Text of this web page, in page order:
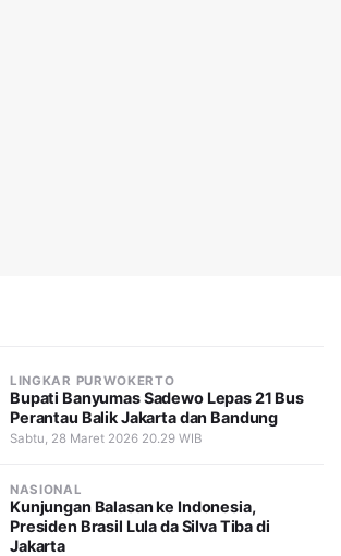
LINGKAR PURWOKERTO
Bupati Banyumas Sadewo Lepas 21 Bus
Perantau Balik Jakarta dan Bandung
Sabtu, 28 Maret 2026 20.29 WIB
NASIONAL
Kunjungan Balasan ke Indonesia,
Presiden Brasil Lula da Silva Tiba di
Jakarta